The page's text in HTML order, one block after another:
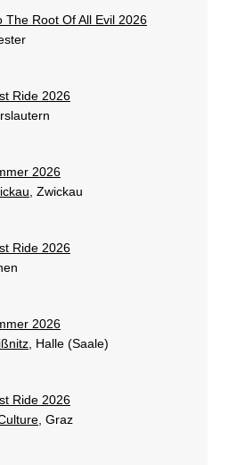
The Root Of All Evil 2026
Ride 2026
2026
, Zwickau
Ride 2026
2026
, Halle (Saale)
Ride 2026
, Graz